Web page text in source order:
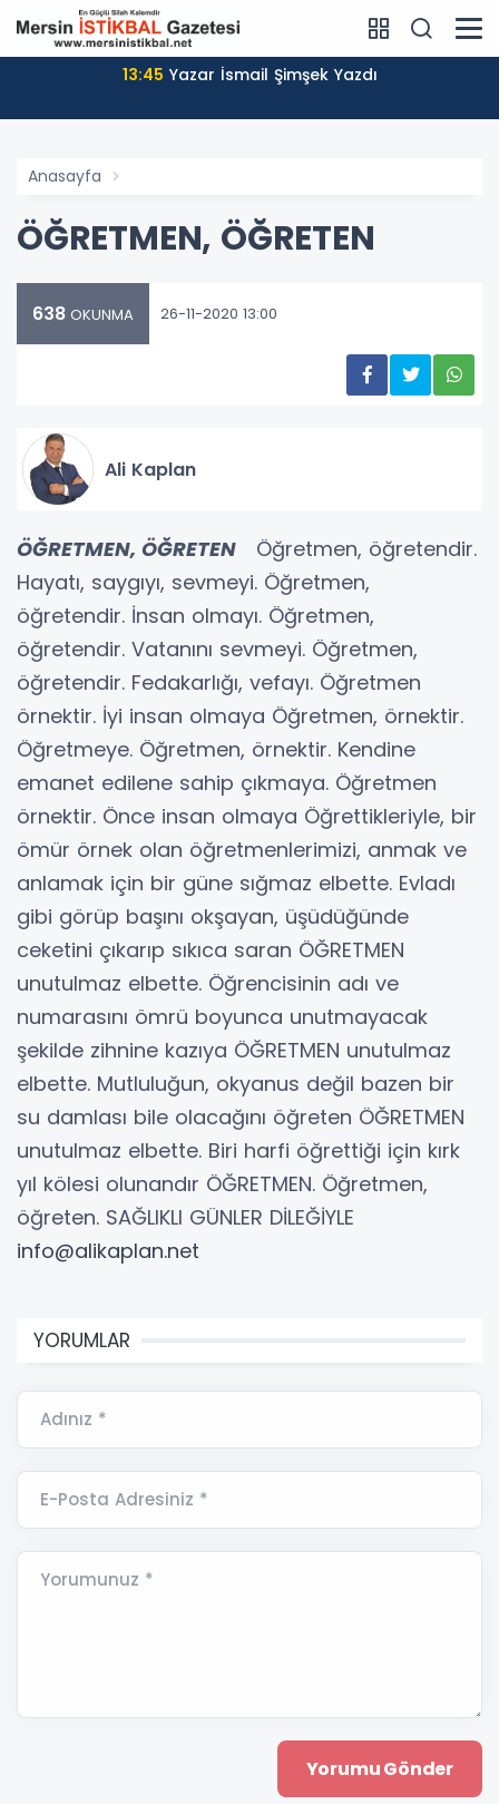
13:45 Yazar İsmail Şimşek Yazdı
Anasayfa
ÖĞRETMEN, ÖĞRETEN
638 OKUNMA 26-11-2020 13:00
Ali Kaplan
ÖĞRETMEN, ÖĞRETEN Öğretmen, öğretendir.
Hayatı, saygıyı, sevmeyi. Öğretmen,
öğretendir. İnsan olmayı. Öğretmen,
öğretendir. Vatanını sevmeyi. Öğretmen,
öğretendir. Fedakarlığı, vefayı. Öğretmen
örnektir. İyi insan olmaya Öğretmen, örnektir.
Öğretmeye. Öğretmen, örnektir. Kendine
emanet edilene sahip çıkmaya. Öğretmen
örnektir. Önce insan olmaya Öğrettikleriyle, bir
ömür örnek olan öğretmenlerimizi, anmak ve
anlamak için bir güne sığmaz elbette. Evladı
gibi görüp başını okşayan, üşüdüğünde
ceketini çıkarıp sıkıca saran ÖĞRETMEN
unutulmaz elbette. Öğrencisinin adı ve
numarasını ömrü boyunca unutmayacak
şekilde zihnine kazıya ÖĞRETMEN unutulmaz
elbette. Mutluluğun, okyanus değil bazen bir
su damlası bile olacağını öğreten ÖĞRETMEN
unutulmaz elbette. Biri harfi öğrettiği için kırk
yıl kölesi olunandır ÖĞRETMEN. Öğretmen,
öğreten. SAĞLIKLI GÜNLER DİLEĞİYLE
info@alikaplan.net
YORUMLAR
Adınız *
E-Posta Adresiniz *
Yorumunuz *